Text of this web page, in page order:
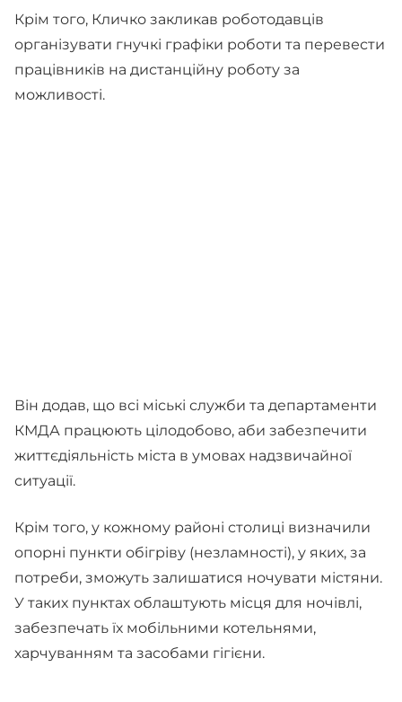
Крім того, Кличко закликав роботодавців
організувати гнучкі графіки роботи та перевести
працівників на дистанційну роботу за
можливості.
Він додав, що всі міські служби та департаменти
КМДА працюють цілодобово, аби забезпечити
життєдіяльність міста в умовах надзвичайної
ситуації.
Крім того, у кожному районі столиці визначили
опорні пункти обігріву (незламності), у яких, за
потреби, зможуть залишатися ночувати містяни.
У таких пунктах облаштують місця для ночівлі,
забезпечать їх мобільними котельнями,
харчуванням та засобами гігієни.